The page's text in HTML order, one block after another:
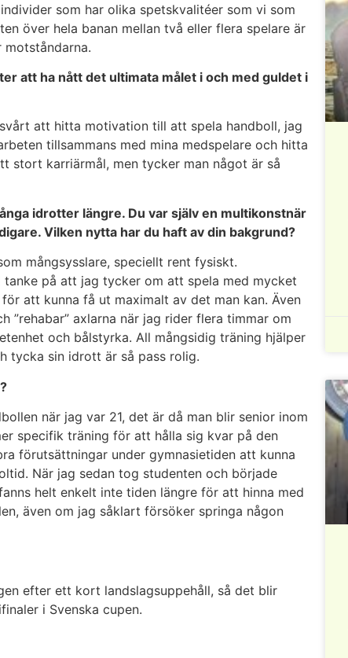
som har olika spetskvalitéer som vi som
över hela banan mellan två eller flera spelare är
att ha nått det ultimata målet i och med guldet i
att hitta motivation till att spela handboll, jag
tillsammans med mina medspelare och hitta
stort karriärmål, men tycker man något är så
idrotter längre. Du var själv en multikonstnär
Vilken nytta har du haft av din bakgrund?
mångsysslare, speciellt rent fysiskt.
på att jag tycker om att spela med mycket
att kunna få ut maximalt av det man kan. Även
axlarna när jag rider flera timmar om
och bålstyrka. All mångsidig träning hjälper
tycka sin idrott är så pass rolig.
när jag var 21, det är då man blir senior inom
specifik träning för att hålla sig kvar på den
förutsättningar under gymnasietiden att kunna
När jag sedan tog studenten och började
helt enkelt inte tiden längre för att hinna med
även om jag såklart försöker springa någon
efter ett kort landslagsuppehåll, så det blir
i Svenska cupen.